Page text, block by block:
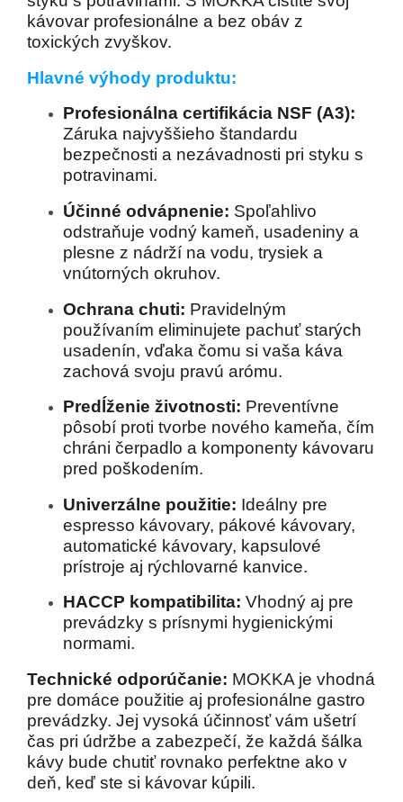
kávovar profesionálne a bez obáv z
toxických zvyškov.
Hlavné výhody produktu:
Profesionálna certifikácia NSF (A3):
Záruka najvyššieho štandardu
bezpečnosti a nezávadnosti pri styku s
potravinami.
Účinné odvápnenie: Spoľahlivo
odstraňuje vodný kameň, usadeniny a
plesne z nádrží na vodu, trysiek a
vnútorných okruhov.
Ochrana chuti: Pravidelným
používaním eliminujete pachuť starých
usadenín, vďaka čomu si vaša káva
zachová svoju pravú arómu.
Predĺženie životnosti: Preventívne
pôsobí proti tvorbe nového kameňa, čím
chráni čerpadlo a komponenty kávovaru
pred poškodením.
Univerzálne použitie: Ideálny pre
espresso kávovary, pákové kávovary,
automatické kávovary, kapsulové
prístroje aj rýchlovarné kanvice.
HACCP kompatibilita: Vhodný aj pre
prevádzky s prísnymi hygienickými
normami.
Technické odporúčanie: MOKKA je vhodná
pre domáce použitie aj profesionálne gastro
prevádzky. Jej vysoká účinnosť vám ušetrí
čas pri údržbe a zabezpečí, že každá šálka
kávy bude chutiť rovnako perfektne ako v
deň, keď ste si kávovar kúpili.